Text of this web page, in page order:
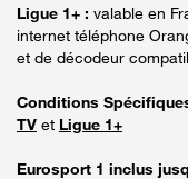
Ligue 1+ : valable en
internet téléphone
et de décodeur
Conditions
TV et Ligue 1+
Eurosport 1 inclus